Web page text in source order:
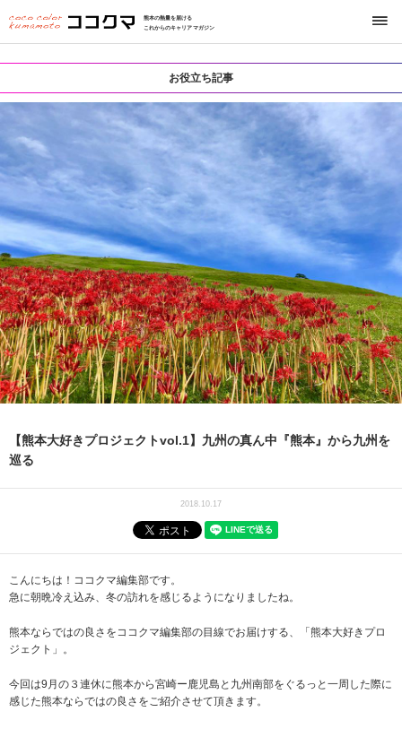
熊本の熱量を届ける
これからのキャリアマガジン
お役立ち記事
【熊本大好きプロジェクトvol.1】九州の真ん中『熊本』から九州を
巡る
2018.10.17
こんにちは！ココクマ編集部です。
急に朝晩冷え込み、冬の訪れを感じるようになりましたね。
熊本ならではの良さをココクマ編集部の目線でお届けする、「熊本大好きプロ
ジェクト」。
今回は9月の３連休に熊本から宮崎ー鹿児島と九州南部をぐるっと一周した際に
感じた熊本ならではの良さをご紹介させて頂きます。